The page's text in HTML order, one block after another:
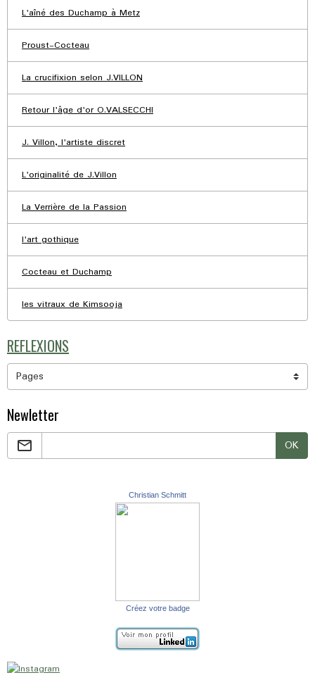
L'aîné des Duchamp à Metz
Proust-Cocteau
La crucifixion selon J.VILLON
Retour l'âge d'or O.VALSECCHI
J. Villon, l'artiste discret
L'originalité de J.Villon
La Verrière de la Passion
l'art gothique
Cocteau et Duchamp
les vitraux de Kimsooja
REFLEXIONS
Newletter
OK
Christian Schmitt
Créez votre badge